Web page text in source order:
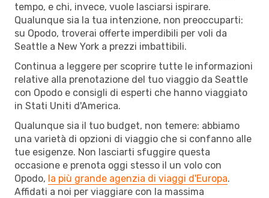
tempo, e chi, invece, vuole lasciarsi ispirare.
Qualunque sia la tua intenzione, non preoccuparti:
su Opodo, troverai offerte imperdibili per voli da
Seattle a New York a prezzi imbattibili.
Continua a leggere per scoprire tutte le informazioni
relative alla prenotazione del tuo viaggio da Seattle
con Opodo e consigli di esperti che hanno viaggiato
in Stati Uniti d'America.
Qualunque sia il tuo budget, non temere: abbiamo
una varietà di opzioni di viaggio che si confanno alle
tue esigenze. Non lasciarti sfuggire questa
occasione e prenota oggi stesso il un volo con
Opodo, la più grande agenzia di viaggi d'Europa.
Affidati a noi per viaggiare con la massima